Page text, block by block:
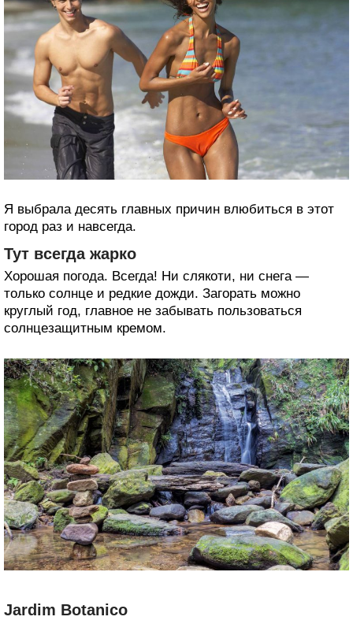
Я выбрала десять главных причин влюбиться в этот
город раз и навсегда.
Тут всегда жарко
Хорошая погода. Всегда! Ни слякоти, ни снега —
только солнце и редкие дожди. Загорать можно
круглый год, главное не забывать пользоваться
солнцезащитным кремом.
Jardim Botanico